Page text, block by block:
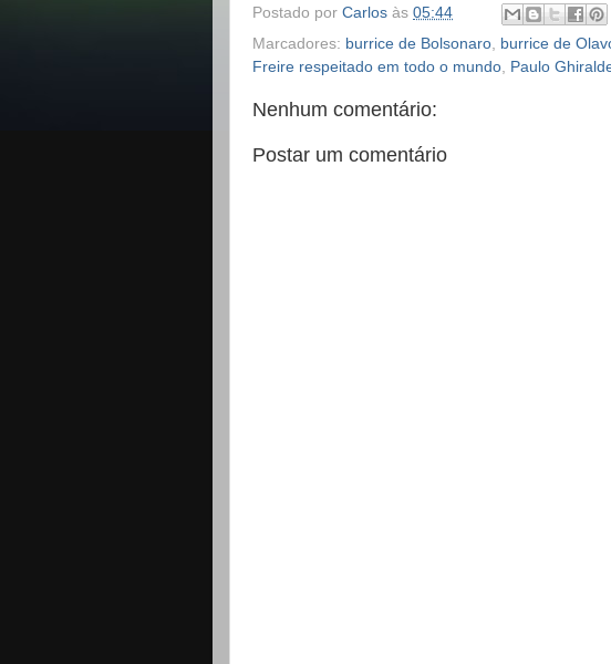
Postado por Carlos às 05:44
Marcadores: burrice de Bolsonaro burrice de
Freire respeitado em todo o mundo Paulo
Nenhum comentário:
Postar um comentário